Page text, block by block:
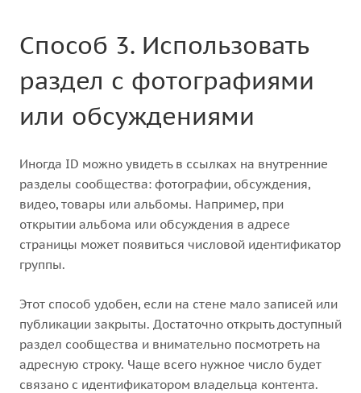
Способ 3. Использовать
раздел с фотографиями
или обсуждениями
Иногда ID можно увидеть в ссылках на внутренние
разделы сообщества: фотографии, обсуждения,
видео, товары или альбомы. Например, при
открытии альбома или обсуждения в адресе
страницы может появиться числовой идентификатор
группы.
Этот способ удобен, если на стене мало записей или
публикации закрыты. Достаточно открыть доступный
раздел сообщества и внимательно посмотреть на
адресную строку. Чаще всего нужное число будет
связано с идентификатором владельца контента.